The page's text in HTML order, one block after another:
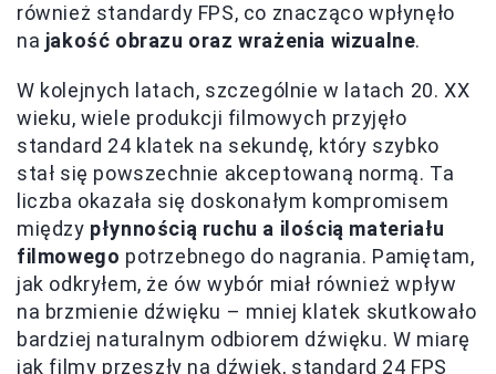
również standardy FPS, co znacząco wpłynęło
na jakość obrazu oraz wrażenia wizualne.
W kolejnych latach, szczególnie w latach 20. XX
wieku, wiele produkcji filmowych przyjęło
standard 24 klatek na sekundę, który szybko
stał się powszechnie akceptowaną normą. Ta
liczba okazała się doskonałym kompromisem
między płynnością ruchu a ilością materiału
filmowego potrzebnego do nagrania. Pamiętam,
jak odkryłem, że ów wybór miał również wpływ
na brzmienie dźwięku – mniej klatek skutkowało
bardziej naturalnym odbiorem dźwięku. W miarę
jak filmy przeszły na dźwięk, standard 24 FPS